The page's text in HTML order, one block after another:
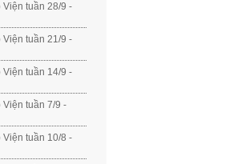
Viện tuần 28/9 -
Viện tuần 21/9 -
Viện tuần 14/9 -
Viện tuần 7/9 -
Viện tuần 10/8 -